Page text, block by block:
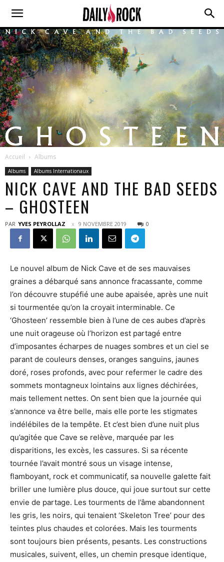
Accueil Albums
Albums Albums Internationaux
NICK CAVE AND THE BAD SEEDS
– GHOSTEEN
PAR YVES PEYROLLAZ 9 NOVEMBRE 2019 0
Le nouvel album de Nick Cave et de ses mauvaises
graines a débarqué sans annonce fracassante, comme
l’on découvre stupéfié une aube apaisée, après une nuit
si tourmentée qu’on la croyait interminable. Ce
‘Ghosteen’ ressemble bien à l’une de ces aubes d’après
une nuit orageuse où l’horizon est partagé entre
d’imposantes écharpes de nuages sombres et un ciel se
parant de couleurs denses, oranges sanguins, jaunes
doré, roses profonds, avec pour refermer le cadre des
sommets montagneux lointains aux lignes déchirées,
mais tellement nettes. On sent bien que la journée qui
s’annonce va être belle, mais elle porte les stigmates
indélébiles de la tempête. Et c’est bien d’une nuit plus
qu’agitée que Cave se relève, marquée par les
disparitions, les excès, les cassures. Si sa récente
tournée l’avait montré sous un visage intense,
flamboyant, rock et communicatif, sa nouvelle galette fait
briller une lumière plus douce, qui joue surtout sur cette
envie de partage. Les tourments de l’âme abandonnent
les gris, les noirs, qui tenaient ‘Skeleton Tree’ pour des
teintes plus chaudes et colorées. Mais les tourments
sont toujours bien présents, pesants. Les constructions
musicales, suivent, elles, un chemin presque identique,